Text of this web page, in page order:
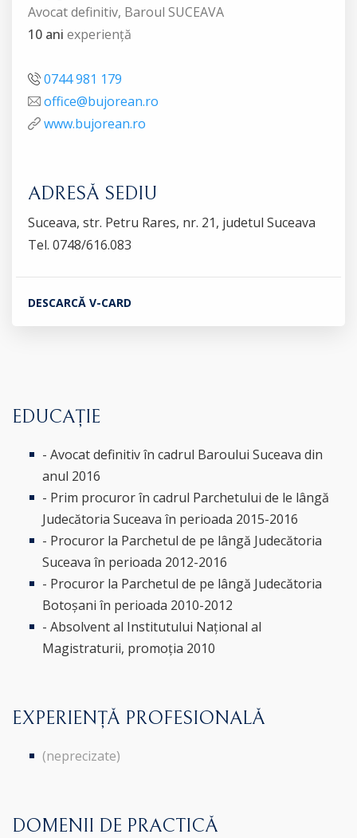
Avocat definitiv, Baroul SUCEAVA
10 ani experiență
0744 981 179
office@bujorean.ro
www.bujorean.ro
ADRESĂ SEDIU
Suceava, str. Petru Rares, nr. 21, judetul Suceava
Tel. 0748/616.083
DESCARCĂ V-CARD
EDUCAȚIE
- Avocat definitiv în cadrul Baroului Suceava din
anul 2016
- Prim procuror în cadrul Parchetului de le lângă
Judecătoria Suceava în perioada 2015-2016
- Procuror la Parchetul de pe lângă Judecătoria
Suceava în perioada 2012-2016
- Procuror la Parchetul de pe lângă Judecătoria
Botoșani în perioada 2010-2012
- Absolvent al Institutului Național al
Magistraturii, promoția 2010
EXPERIENȚĂ PROFESIONALĂ
(neprecizate)
DOMENII DE PRACTICĂ